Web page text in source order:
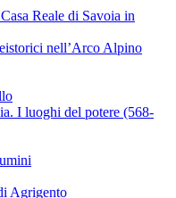
Reale di Savoia in
nell’Arco Alpino
I luoghi del potere (568-
Agrigento